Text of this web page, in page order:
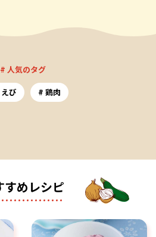
# 人気のタグ
えび 鶏肉
すめレシピ